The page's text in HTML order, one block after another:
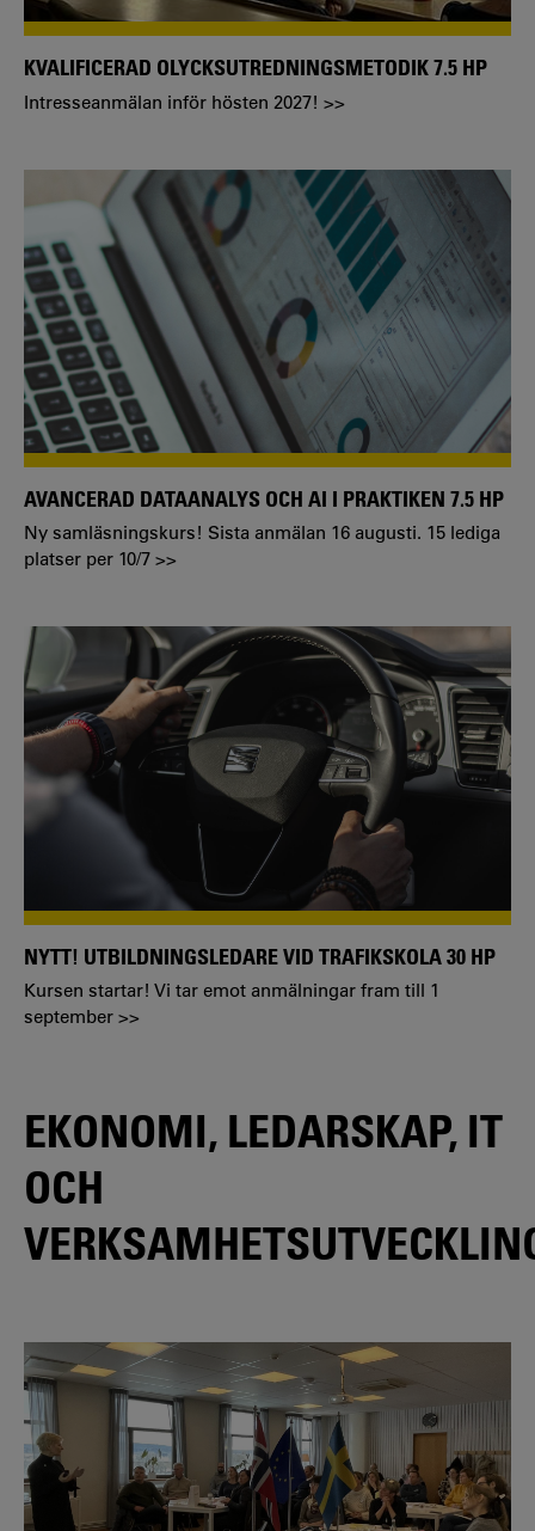
KVALIFICERAD OLYCKSUTREDNINGSMETODIK 7.5 HP
Intresseanmälan inför hösten 2027! >>
AVANCERAD DATAANALYS OCH AI I PRAKTIKEN 7.5 HP
Ny samläsningskurs! Sista anmälan 16 augusti. 15 lediga
platser per 10/7 >>
NYTT! UTBILDNINGSLEDARE VID TRAFIKSKOLA 30 HP
Kursen startar! Vi tar emot anmälningar fram till 1
september >>
EKONOMI, LEDARSKAP, IT
OCH